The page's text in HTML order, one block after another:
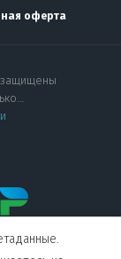
оферта
защищены